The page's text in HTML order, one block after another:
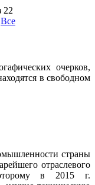
22
Все
очерков,
в свободном
страны
отраслевого
в 2015 г.